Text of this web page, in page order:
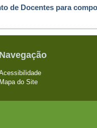
de Docentes para
Navegação
Mapa do Site